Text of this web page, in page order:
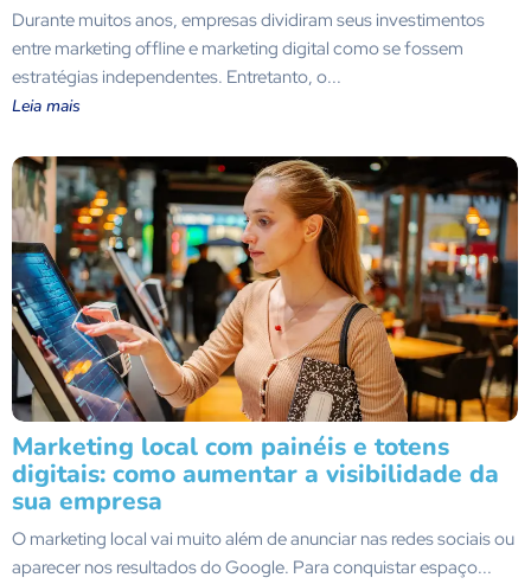
Durante muitos anos, empresas dividiram seus investimentos
entre marketing offline e marketing digital como se fossem
estratégias independentes. Entretanto, o...
Leia mais
Marketing local com painéis e totens
digitais: como aumentar a visibilidade da
sua empresa
O marketing local vai muito além de anunciar nas redes sociais ou
aparecer nos resultados do Google. Para conquistar espaço...